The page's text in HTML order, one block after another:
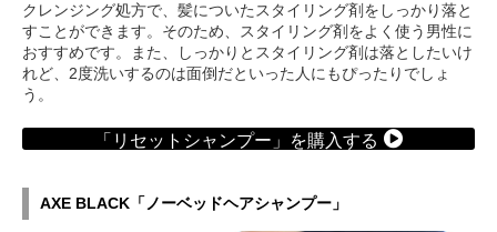
クレンジング処方で、髪についたスタイリング剤をしっかり落と
すことができます。そのため、スタイリング剤をよく使う男性に
おすすめです。また、しっかりとスタイリング剤は落としたいけ
れど、2度洗いするのは面倒だといった人にもぴったりでしょ
う。
「リセットシャンプー」を購入する
AXE BLACK「ノーベッドヘアシャンプー」